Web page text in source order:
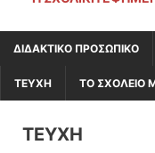
ΔΙΔΑΚΤΙΚΟ ΠΡΟΣΩΠΙΚΟ
ΤΕΥΧΗ ΤΟ ΣΧΟΛΕΙΟ
ΤΕΥΧΗ